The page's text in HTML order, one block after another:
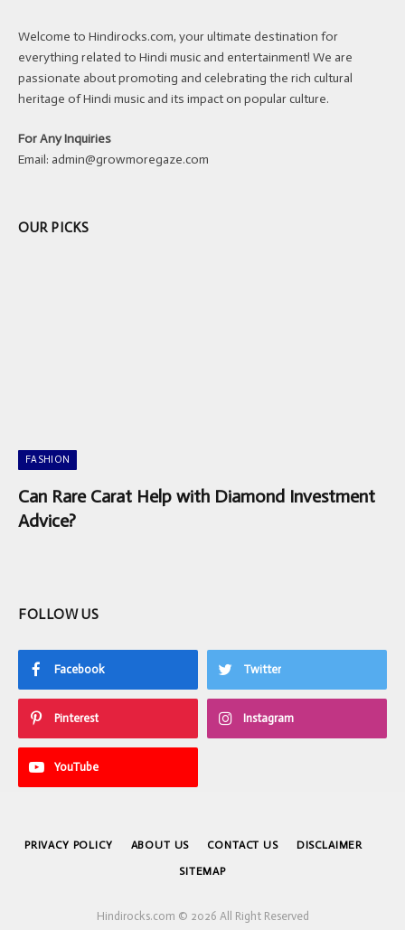
Welcome to Hindirocks.com, your ultimate destination for
everything related to Hindi music and entertainment! We are
passionate about promoting and celebrating the rich cultural
heritage of Hindi music and its impact on popular culture.
For Any Inquiries
Email: admin@growmoregaze.com
OUR PICKS
FASHION
Can Rare Carat Help with Diamond Investment
Advice?
FOLLOW US
Facebook Twitter
Pinterest Instagram
YouTube
PRIVACY POLICY ABOUT US CONTACT US DISCLAIMER
SITEMAP
Hindirocks.com © 2026 All Right Reserved